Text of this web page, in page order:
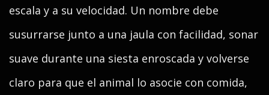
escala y a su velocidad. Un nombre debe
susurrarse junto a una jaula con facilidad, sonar
suave durante una siesta enroscada y volverse
claro para que el animal lo asocie con comida,